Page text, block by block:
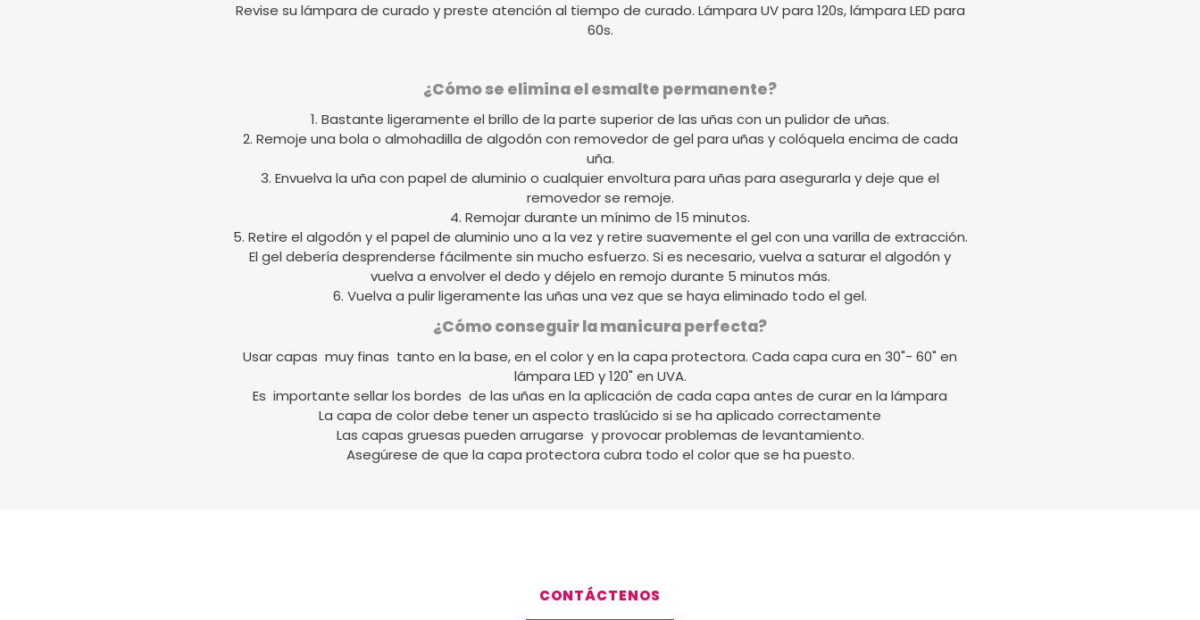
Revise su lámpara de curado y preste atención al tiempo de curado. Lámpara UV para 120s, lámpara LED para
60s.
¿Cómo se elimina el esmalte permanente?
1. Bastante ligeramente el brillo de la parte superior de las uñas con un pulidor de uñas.
2. Remoje una bola o almohadilla de algodón con removedor de gel para uñas y colóquela encima de cada
uña.
3. Envuelva la uña con papel de aluminio o cualquier envoltura para uñas para asegurarla y deje que el
removedor se remoje.
4. Remojar durante un mínimo de 15 minutos.
5. Retire el algodón y el papel de aluminio uno a la vez y retire suavemente el gel con una varilla de extracción.
El gel debería desprenderse fácilmente sin mucho esfuerzo. Si es necesario, vuelva a saturar el algodón y
vuelva a envolver el dedo y déjelo en remojo durante 5 minutos más.
6. Vuelva a pulir ligeramente las uñas una vez que se haya eliminado todo el gel.
¿Cómo conseguir la manicura perfecta?
Usar capas muy finas tanto en la base, en el color y en la capa protectora. Cada capa cura en 30"- 60" en
lámpara LED y 120" en UVA.
Es importante sellar los bordes de las uñas en la aplicación de cada capa antes de curar en la lámpara
La capa de color debe tener un aspecto traslúcido si se ha aplicado correctamente
Las capas gruesas pueden arrugarse y provocar problemas de levantamiento.
Asegúrese de que la capa protectora cubra todo el color que se ha puesto.
CONTÁCTENOS